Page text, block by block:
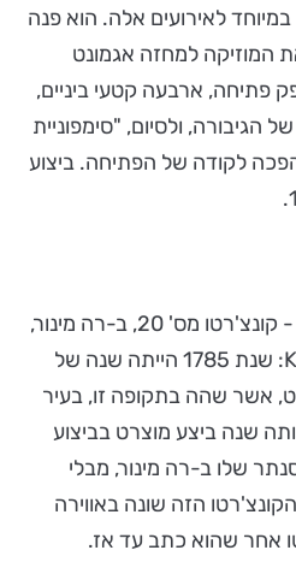
לאירועים אלה. הוא פנה
המוזיקה למחזה אגמונט
פתיחה, ארבעה קטעי ביניים,
הגיבורה, ולסיום, "סימפוניית
לקודה של הפתיחה. ביצוע
וולפגאנג אמדיאוס מוצרט - קונצ'רטו מס' 20, ב-רה מינור,
לפסנתר ולתזמורת, K.466: שנת 1785 הייתה שנה של
אשר שהה בתקופה זו, בעיר
של אותה שנה ביצע מוצרט בביצוע
שלו ב-רה מינור, מבלי
הזה שונה באווירה
אחר שהוא כתב עד אז.